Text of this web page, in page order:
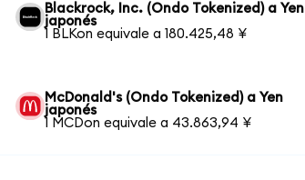
Blackrock, Inc. (Ondo Tokenized) a Yen
japonés
1 BLKon equivale a 180.425,48 ¥
McDonald's (Ondo Tokenized) a Yen
japonés
1 MCDon equivale a 43.863,94 ¥